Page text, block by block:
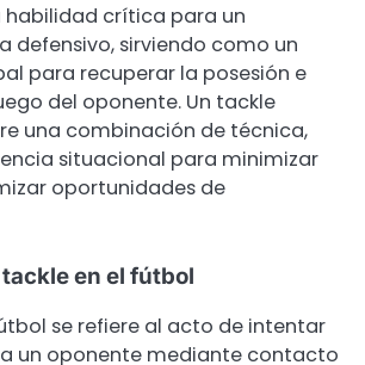
habilidad crítica para un
defensivo, sirviendo como un
para recuperar la posesión e
del oponente. Un tackle
una combinación de técnica,
situacional para minimizar
oportunidades de
en el fútbol
se refiere al acto de intentar
un oponente mediante contacto